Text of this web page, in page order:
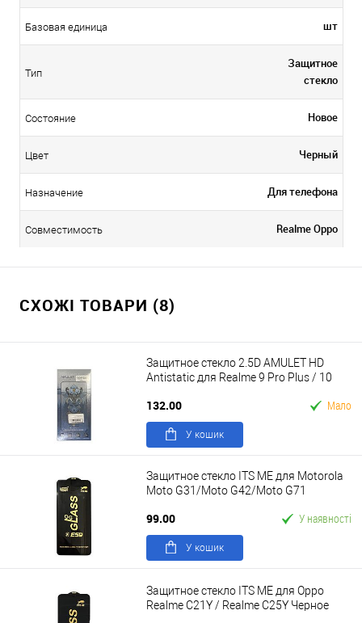
Базовая единица шт
Тип
Защитное
стекло
Состояние Новое
Цвет Черный
Назначение Для телефона
Совместимость Realme Oppo
СХОЖІ ТОВАРИ (8)
Защитное стекло 2.5D AMULET HD
Antistatic для Realme 9 Pro Plus / 10
132.00 Мало
У кошик
Защитное стекло ITS ME для Motorola
Moto G31/Moto G42/Moto G71
99.00 У наявності
У кошик
Защитное стекло ITS ME для Oppo
Realme C21Y / Realme C25Y Черное